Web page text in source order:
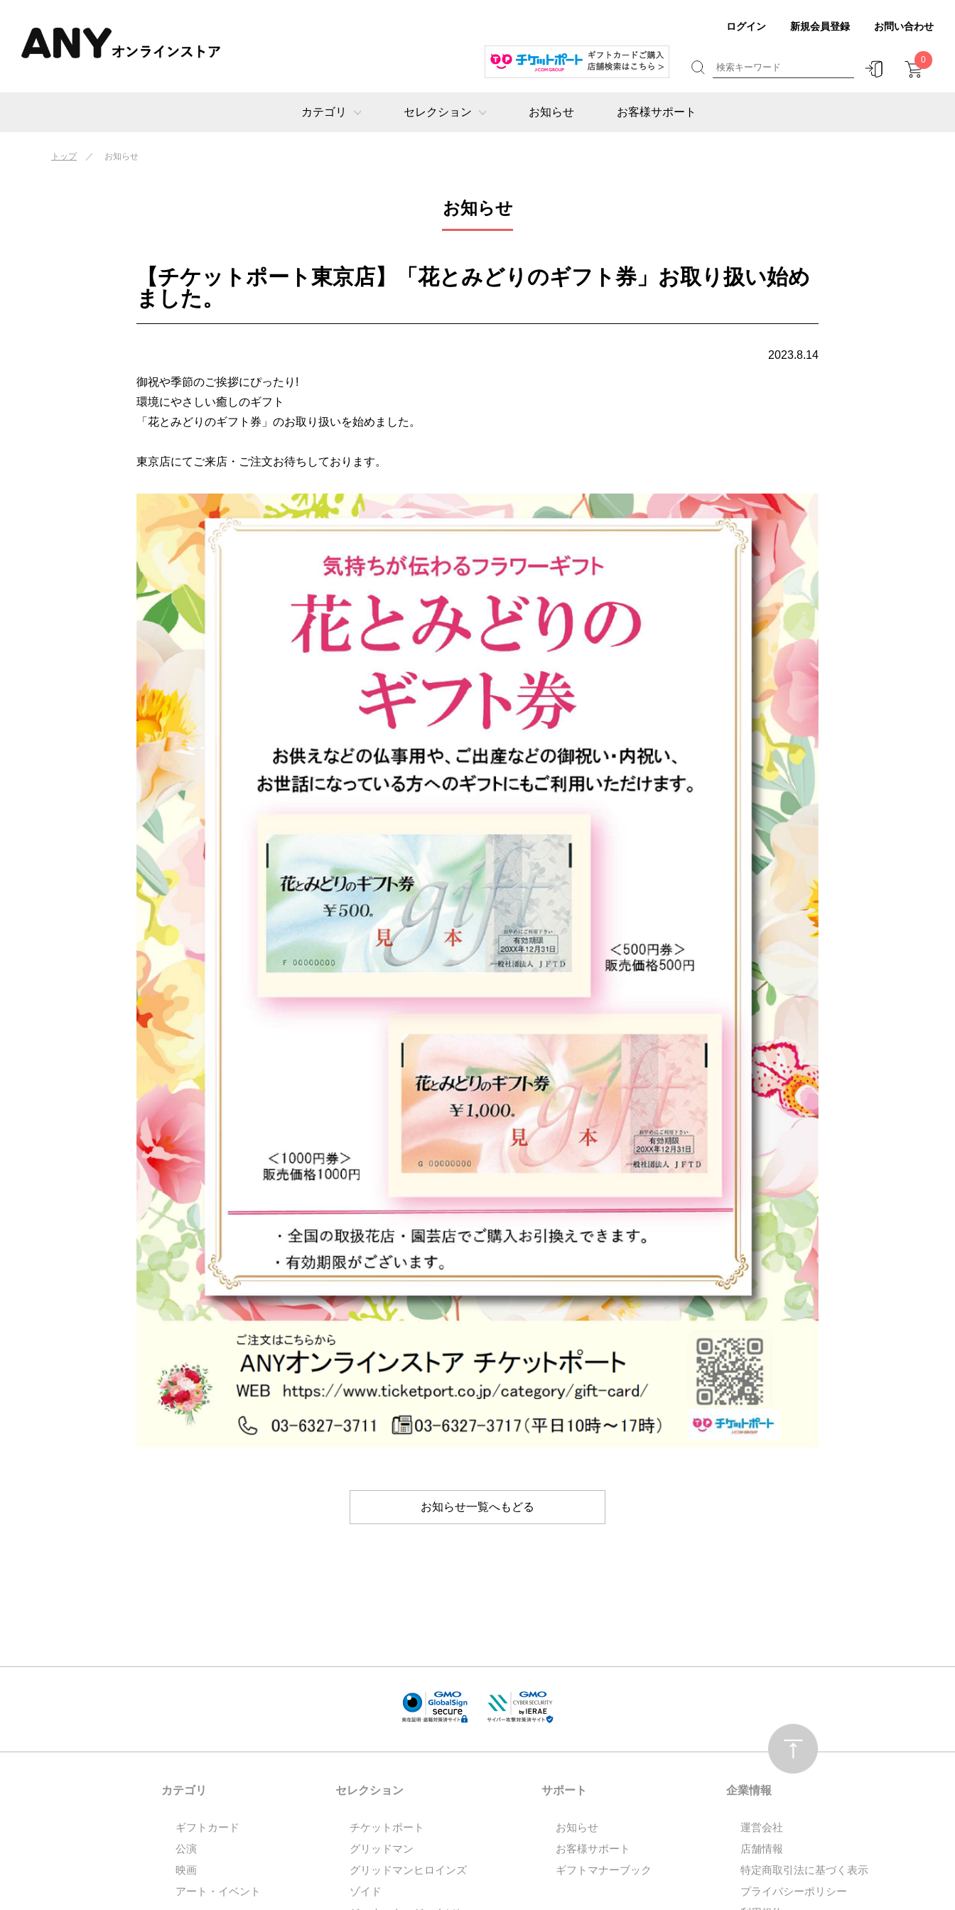
ログイン 新規会員登録 お問い合わせ
0
カテゴリ セレクション お知らせ お客様サポート
トップ お知らせ
お知らせ
【チケットポート東京店】「花とみどりのギフト券」お取り扱い始め
ました。
2023.8.14
御祝や季節のご挨拶にぴったり!
環境にやさしい癒しのギフト
「花とみどりのギフト券」のお取り扱いを始めました。
東京店にてご来店・ご注文お待ちしております。
お知らせ一覧へもどる
カテゴリ
ギフトカード
公演
映画
アート・イベント
セレクション
チケットポート
グリッドマン
グリッドマンヒロインズ
ゾイド
サポート
お知らせ
お客様サポート
ギフトマナーブック
企業情報
運営会社
店舗情報
特定商取引法に基づく表示
プライバシーポリシー